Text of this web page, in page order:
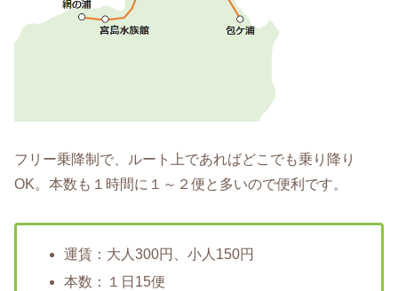
フリー乗降制で、ルート上であればどこでも乗り降り
OK。本数も１時間に１～２便と多いので便利です。
運賃：大人300円、小人150円
本数：１日15便